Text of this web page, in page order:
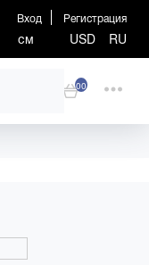
Вход Регистрация
см USD RU
00